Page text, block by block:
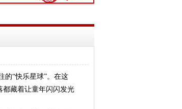
“快乐星球”。在这
都藏着让童年闪闪发光